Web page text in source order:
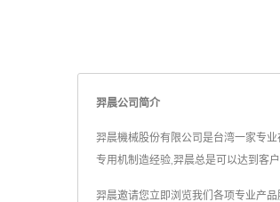
羿晨公司简介
羿晨機械股份有限公司是台湾一家专
专用机制造经验,羿晨总是可以达到客
羿晨邀请您立即浏览我们各项专业产品